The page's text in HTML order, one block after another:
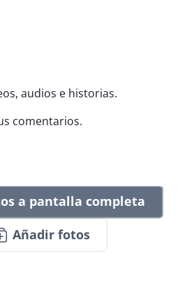
audios e historias.
comentarios.
a pantalla completa
Añadir fotos